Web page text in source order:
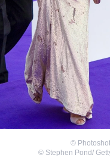
©
© Stephen Pond/